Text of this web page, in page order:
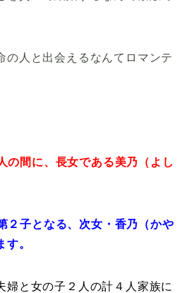
の人と出会えるなんてロマンテ
の間に、長女である美乃（よし
２子となる、次女・香乃（かや
。
婦と女の子２人の計４人家族に